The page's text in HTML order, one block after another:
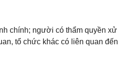
chính; người có thẩm quyền xử
tổ chức khác có liên quan